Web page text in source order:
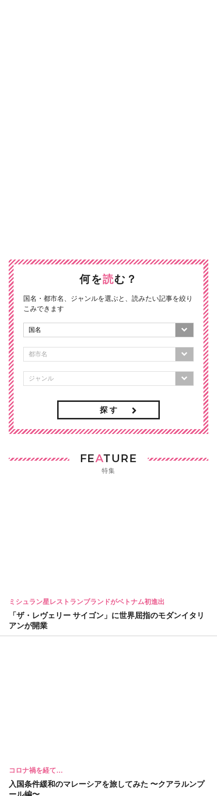
何を読む？
国名・都市名、ジャンルを選ぶと、読みたい記事を絞り
こみできます
探 す
FEATURE
特集
ミシュラン星レストランブランドがベトナム初進出
「ザ・レヴェリー サイゴン」に世界屈指のモダンイタリ
アンが開業
コロナ禍を経て…
入国条件緩和のマレーシアを旅してみた 〜クアラルンプ
ール編〜